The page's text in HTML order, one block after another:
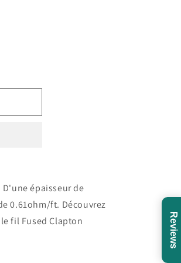
épaisseur de
0.61ohm/ft. Découvrez
fil Fused Clapton
Reviews